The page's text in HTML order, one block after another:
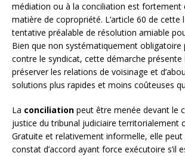
médiation ou à la conciliation est fortement
matière de copropriété. L’article 60 de cette
tentative préalable de résolution amiable
Bien que non systématiquement obligatoire
contre le syndicat, cette démarche présente
préserver les relations de voisinage et
solutions plus rapides et moins coûteuses
La conciliation peut être menée devant le
justice du tribunal judiciaire territorialement
Gratuite et relativement informelle, elle peut
constat d’accord ayant force exécutoire s’il